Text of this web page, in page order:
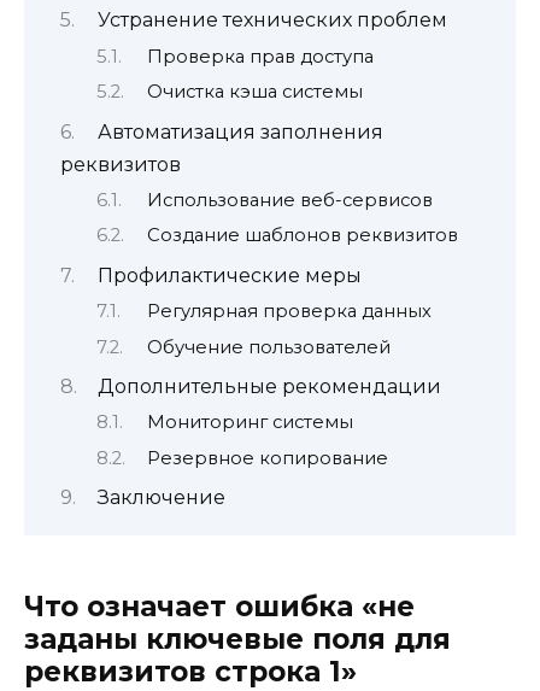
Устранение технических проблем
Проверка прав доступа
Очистка кэша системы
Автоматизация заполнения
реквизитов
Использование веб-сервисов
Создание шаблонов реквизитов
Профилактические меры
Регулярная проверка данных
Обучение пользователей
Дополнительные рекомендации
Мониторинг системы
Резервное копирование
Заключение
Что означает ошибка «не
заданы ключевые поля для
реквизитов строка 1»